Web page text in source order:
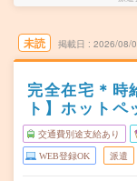
未読 掲載日 2026/08/
完全在宅＊時
ト】ホット
交通費別途支給あり
WEB登録OK 派遣